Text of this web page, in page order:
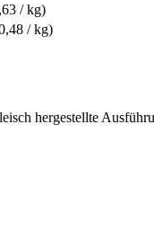
/ kg)
/ kg)
hergestellte